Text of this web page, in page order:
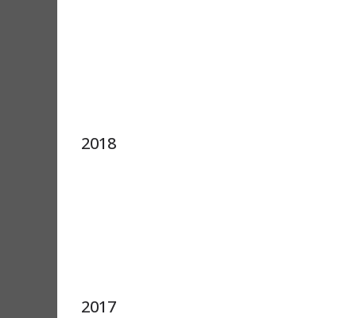
2018
2017